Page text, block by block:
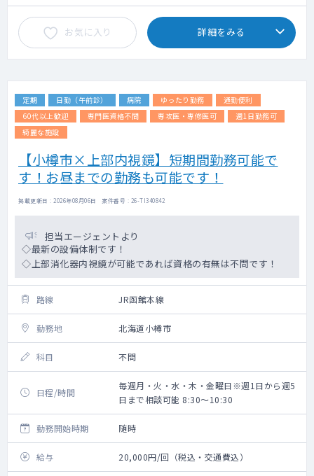
お気に入り 詳細をみる
定期 日勤（午前診） 病院 ゆったり勤務
通勤便利
60代以上歓迎
専門医資格不問 専攻医・専修医可
週1日勤務可
綺麗な施設
【小樽市×上部内視鏡】短期間勤務可能で
す！お昼までの勤務も可能です！
掲載更新日 : 2026年08月06日 案件番号 : 26-TI340842
担当エージェントより
◇最新の設備体制です！
◇上部消化器内視鏡が可能であれば資格の有無は不問です！
路線 JR函館本線
勤務地 北海道小樽市
科目 不問
日程/時間
毎週月・火・水・木・金曜日※週1日から週5
日まで相談可能 8:30～10:30
勤務開始時期 随時
給与 20,000円/回（税込・交通費込）